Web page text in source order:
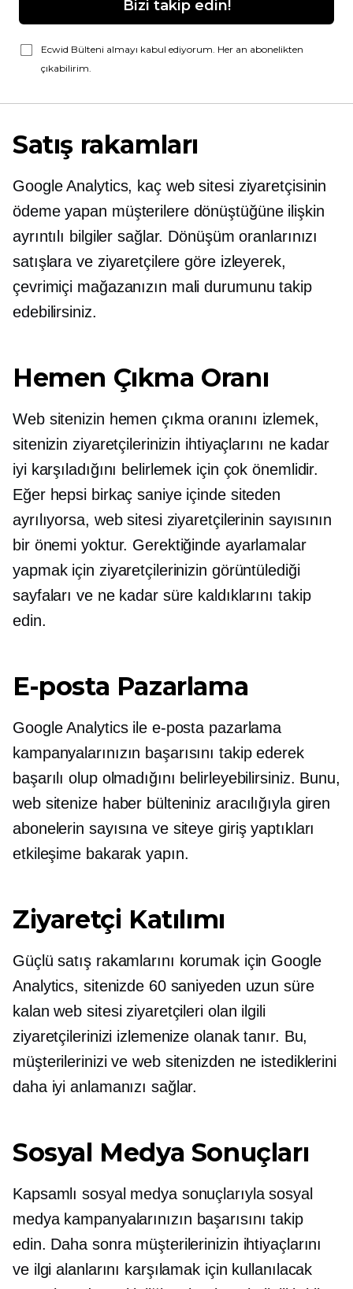
Bizi takip edin!
Ecwid Bülteni almayı kabul ediyorum. Her an abonelikten
çıkabilirim.
Satış rakamları
Google Analytics, kaç web sitesi ziyaretçisinin
ödeme yapan müşterilere dönüştüğüne ilişkin
ayrıntılı bilgiler sağlar. Dönüşüm oranlarınızı
satışlara ve ziyaretçilere göre izleyerek,
çevrimiçi mağazanızın mali durumunu takip
edebilirsiniz.
Hemen Çıkma Oranı
Web sitenizin hemen çıkma oranını izlemek,
sitenizin ziyaretçilerinizin ihtiyaçlarını ne kadar
iyi karşıladığını belirlemek için çok önemlidir.
Eğer hepsi birkaç saniye içinde siteden
ayrılıyorsa, web sitesi ziyaretçilerinin sayısının
bir önemi yoktur. Gerektiğinde ayarlamalar
yapmak için ziyaretçilerinizin görüntülediği
sayfaları ve ne kadar süre kaldıklarını takip
edin.
E-posta Pazarlama
Google Analytics ile e-posta pazarlama
kampanyalarınızın başarısını takip ederek
başarılı olup olmadığını belirleyebilirsiniz. Bunu,
web sitenize haber bülteniniz aracılığıyla giren
abonelerin sayısına ve siteye giriş yaptıkları
etkileşime bakarak yapın.
Ziyaretçi Katılımı
Güçlü satış rakamlarını korumak için Google
Analytics, sitenizde 60 saniyeden uzun süre
kalan web sitesi ziyaretçileri olan ilgili
ziyaretçilerinizi izlemenize olanak tanır. Bu,
müşterilerinizi ve web sitenizden ne istediklerini
daha iyi anlamanızı sağlar.
Sosyal Medya Sonuçları
Kapsamlı sosyal medya sonuçlarıyla sosyal
medya kampanyalarınızın başarısını takip
edin. Daha sonra müşterilerinizin ihtiyaçlarını
ve ilgi alanlarını karşılamak için kullanılacak